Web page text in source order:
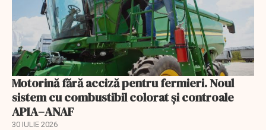
Motorină fără acciză pentru fermieri. Noul
sistem cu combustibil colorat și controale
APIA–ANAF
30 IULIE 2026